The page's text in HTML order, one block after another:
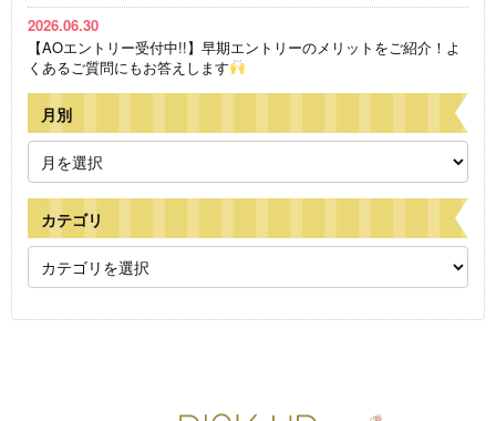
2026.06.30
【AOエントリー受付中!!】早期エントリーのメリットをご紹介！よ
くあるご質問にもお答えします
月別
カテゴリ